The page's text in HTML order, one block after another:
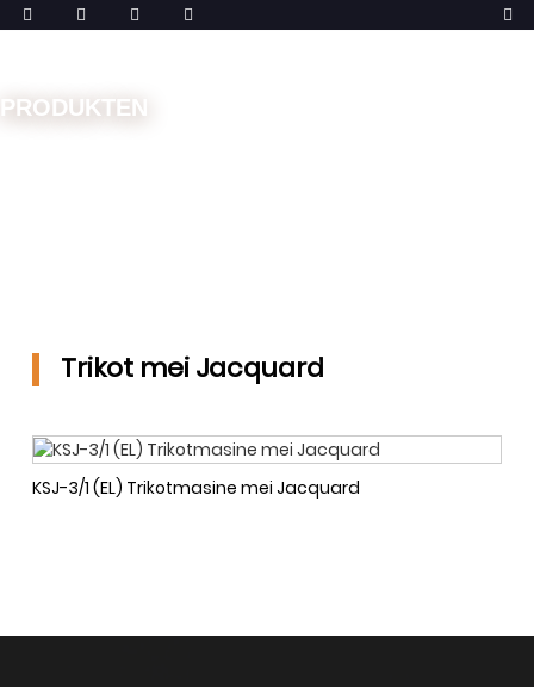
PRODUKTEN
Trikot mei Jacquard
KSJ-3/1 (EL) Trikotmasine mei Jacquard